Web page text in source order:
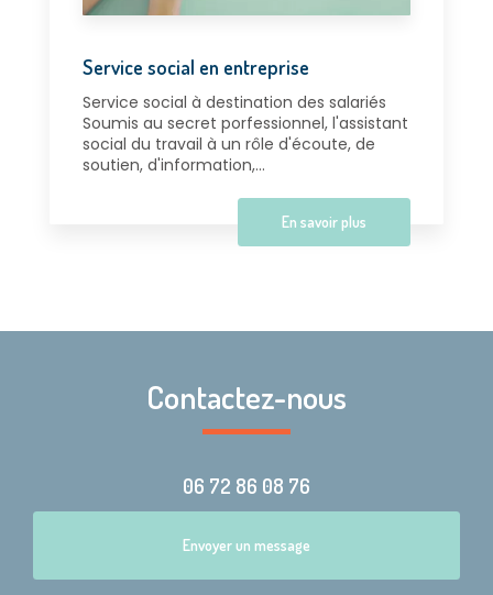
Service social en entreprise
Service social à destination des salariés
Soumis au secret porfessionnel, l'assistant
social du travail à un rôle d'écoute, de
soutien, d'information,...
En savoir plus
Contactez-nous
06 72 86 08 76
Envoyer un message